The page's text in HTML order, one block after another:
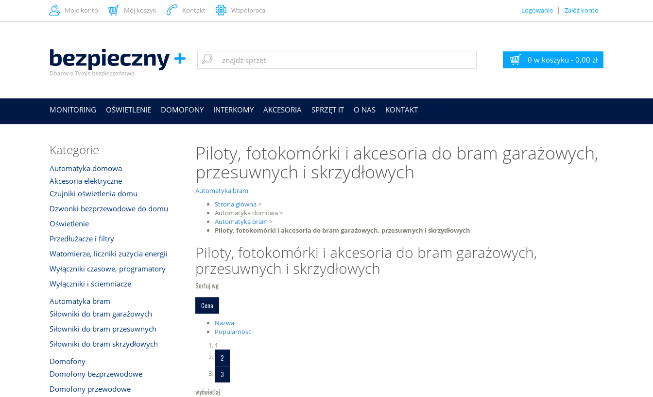
Moje konto Mój koszyk Kontakt Współpraca Logowanie | Załóż konto
0 w koszyku - 0,00 zł
MONITORING OŚWIETLENIE DOMOFONY INTERKOMY AKCESORIA SPRZĘT IT O NAS KONTAKT
Piloty, fotokomórki i akcesoria do bram garażowych,
przesuwnych i skrzydłowych
Automatyka bram
Strona główna>
Automatyka domowa>
Automatyka bram >
Piloty, fotokomórki i akcesoria do bram garażowych, przesuwnych i skrzydłowych
Piloty, fotokomórki i akcesoria do bram garażowych,
przesuwnych i skrzydłowych
Sortuj wg
Cena
Nazwa
Popularnosc
1
2
3
wyświetlaj
Kategorie
Automatyka domowa
Akcesoria elektryczne
Czujniki oświetlenia domu
Dzwonki bezprzewodowe do domu
Oświetlenie
Przedłużacze i filtry
Watomierze, liczniki zużycia energii
Wyłączniki czasowe, programatory
Wyłączniki i ściemniacze
Automatyka bram
Siłowniki do bram garażowych
Siłowniki do bram przesuwnych
Siłowniki do bram skrzydłowych
Domofony
Domofony bezprzewodowe
Domofony przewodowe